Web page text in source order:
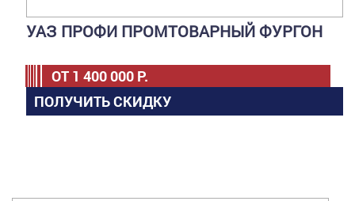
УАЗ ПРОФИ ПРОМТОВАРНЫЙ ФУРГОН
ОТ 1 400 000 Р.
ПОЛУЧИТЬ СКИДКУ